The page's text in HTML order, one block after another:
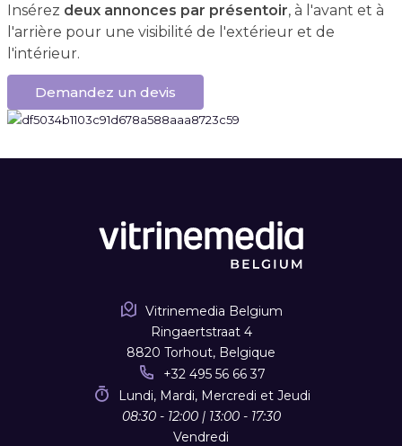
Insérez deux annonces par présentoir, à l'avant et à
l'arrière pour une visibilité de l'extérieur et de
l'intérieur.
Demandez un devis
Vitrinemedia Belgium
Ringaertstraat 4
8820 Torhout, Belgique
+32 495 56 66 37
Lundi, Mardi, Mercredi et Jeudi
08:30 - 12:00 | 13:00 - 17:30
Vendredi